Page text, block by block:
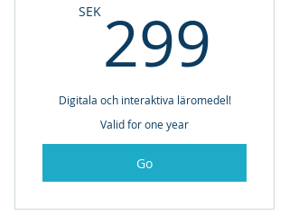
SEK 299
Digitala och interaktiva läromedel!
Valid for one year
Go